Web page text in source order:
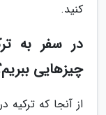
کنید.
در سفر به
چیزهایی
از آنجا که